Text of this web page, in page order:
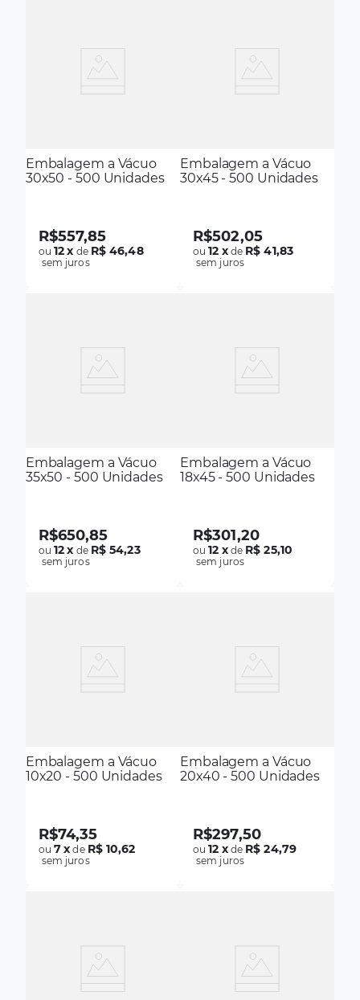
Embalagem a Vácuo
30x50 - 500 Unidades
R$557,85
ou12x de R$ 46,48
sem juros
Embalagem a Vácuo
30x45 - 500 Unidades
R$502,05
ou12 xde R$ 41,83
sem juros
Embalagem a Vácuo
35x50 - 500 Unidades
R$650,85
ou12x de R$ 54,23
sem juros
Embalagem a Vácuo
18x45 - 500 Unidades
R$301,20
ou12 xde R$ 25,10
sem juros
Embalagem a Vácuo
10x20 - 500 Unidades
R$74,35
ou7x de R$ 10,62
sem juros
Embalagem a Vácuo
20x40 - 500 Unidades
R$297,50
ou12 xde R$ 24,79
sem juros